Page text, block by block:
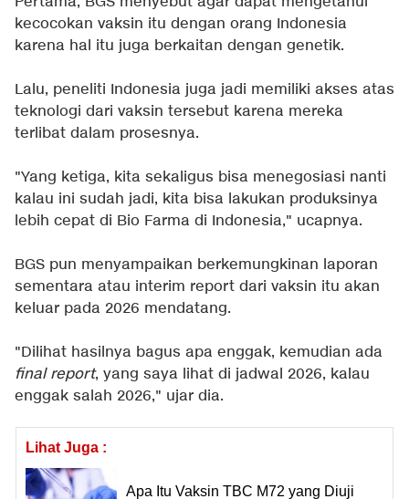
kecocokan vaksin itu dengan orang Indonesia
karena hal itu juga berkaitan dengan genetik.
Lalu, peneliti Indonesia juga jadi memiliki akses atas
teknologi dari vaksin tersebut karena mereka
terlibat dalam prosesnya.
"Yang ketiga, kita sekaligus bisa menegosiasi nanti
kalau ini sudah jadi, kita bisa lakukan produksinya
lebih cepat di Bio Farma di Indonesia," ucapnya.
BGS pun menyampaikan berkemungkinan laporan
sementara atau interim report dari vaksin itu akan
keluar pada 2026 mendatang.
"Dilihat hasilnya bagus apa enggak, kemudian ada
final report, yang saya lihat di jadwal 2026, kalau
enggak salah 2026," ujar dia.
Lihat Juga :
Apa Itu Vaksin TBC M72 yang Diuji